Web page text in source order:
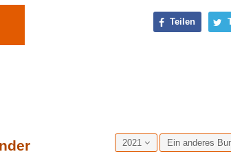
Teilen
2021 Ein anderes